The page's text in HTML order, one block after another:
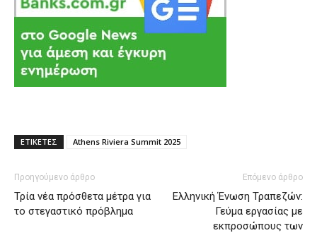
ΕΤΙΚΕΤΕΣ Athens Riviera Summit 2025
Προηγούμενο άρθρο
Τρία νέα πρόσθετα μέτρα για
το στεγαστικό πρόβλημα
Επόμενο άρθρο
Ελληνική Ένωση Τραπεζών:
Γεύμα εργασίας με
εκπροσώπους των